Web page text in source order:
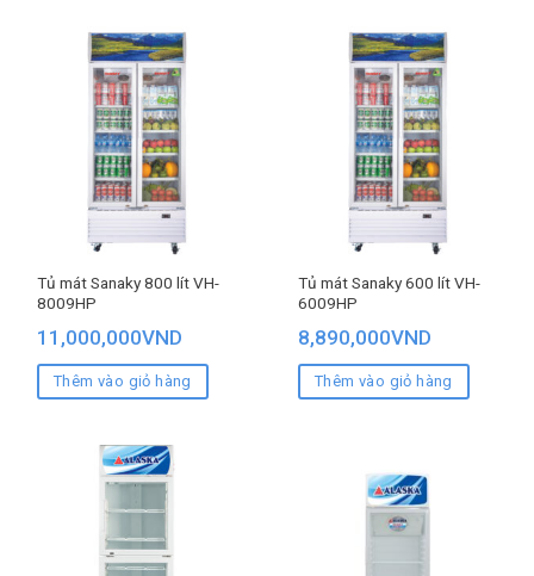
Tủ mát Sanaky 800 lít VH-
8009HP
11,000,000VND
Thêm vào giỏ hàng
Tủ mát Sanaky 600 lít VH-
6009HP
8,890,000VND
Thêm vào giỏ hàng